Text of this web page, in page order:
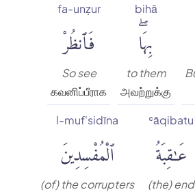
bihā
بِهَاۖ
to them
அவற்றுக்கு
fa-unẓur
فَٱنظُرْ
So see
கவனிப்பீராக
ʿāqibatu
عَٰقِبَةُ
(the) end
l-muf'sidīna
ٱلْمُفْسِدِينَ
(of) the corrupters